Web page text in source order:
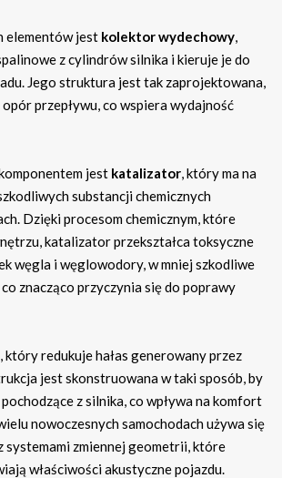
elementów jest kolektor wydechowy,
z cylindrów silnika i kieruje je do
Jego struktura jest tak zaprojektowana,
przepływu, co wspiera wydajność
jest katalizator, który ma na
substancji chemicznych
Dzięki procesom chemicznym, które
katalizator przekształca toksyczne
węgla i węglowodory, w mniej szkodliwe
znacząco przyczynia się do poprawy
który redukuje hałas generowany przez
jest skonstruowana w taki sposób, by
z silnika, co wpływa na komfort
nowoczesnych samochodach używa się
systemami zmiennej geometrii, które
właściwości akustyczne pojazdu.